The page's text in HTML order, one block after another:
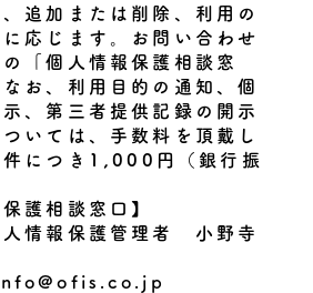
追加または削除、利用の
応じます。お問い合わせ
「個人情報保護相談窓
お、利用目的の通知、個
、第三者提供記録の開示
いては、手数料を頂戴し
件につき1,000円（銀行振
護相談窓口】
人情報保護管理者 小野寺